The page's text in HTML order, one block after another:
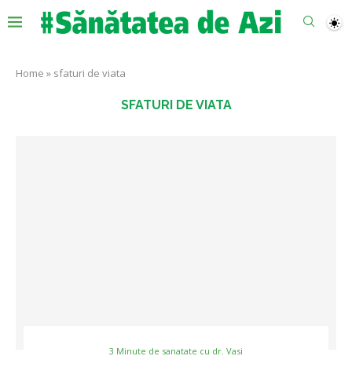
Home » sfaturi de viata
SFATURI DE VIATA
3 Minute de sanatate cu dr. Vasi